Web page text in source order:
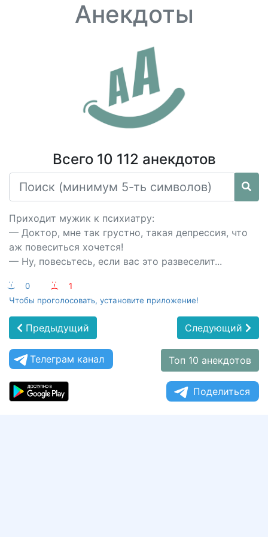
Анекдоты
Всего 10 112 анекдотов
Приходит мужик к психиатру:
— Доктор, мне так грустно, такая депрессия, что
аж повеситься хочется!
— Ну, повесьтесь, если вас это развеселит...
:-) 0 :-(
1
Чтобы проголосовать, установите приложение!
Предыдущий Следующий
Телеграм канал Топ 10 анекдотов
Поделиться